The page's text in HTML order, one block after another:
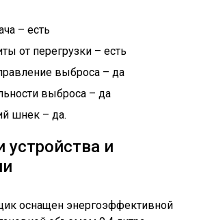
– есть
от перегрузки – есть
выброса – да
выброса – да
шнек – да.
устройства и
оснащен энергоэффективной